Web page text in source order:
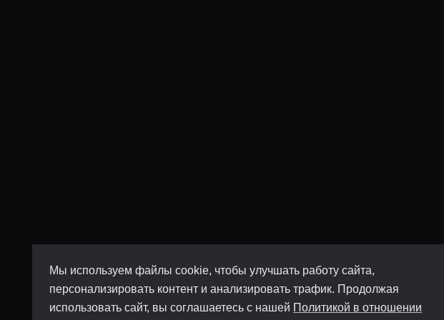
Мы используем файлы cookie, чтобы улучшать работу сайта,
персонализировать контент и анализировать трафик. Продолжая
использовать сайт, вы соглашаетесь с нашей Политикой в отношении